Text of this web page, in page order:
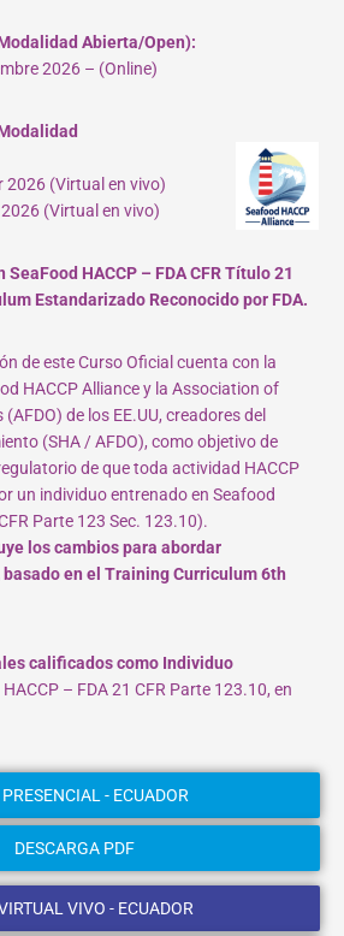
Abierta/Open):
2026 – (Online)
2026 (Virtual en vivo)
(Virtual en vivo)
HACCP – FDA CFR Título 21
Estandarizado Reconocido por FDA.
de este Curso Oficial cuenta con la
HACCP Alliance y la Association of
de los EE.UU, creadores del
(SHA / AFDO), como objetivo de
de que toda actividad HACCP
un individuo entrenado en Seafood
Parte 123 Sec. 123.10).
los cambios para abordar
en el Training Curriculum 6th
calificados como Individuo
– FDA 21 CFR Parte 123.10, en
- ECUADOR
DESCARGA PDF
VIVO - ECUADOR